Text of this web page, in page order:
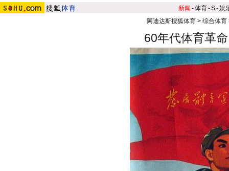
新闻 -体育-S-娱
阿迪达斯搜狐体育 > 综合体育
60年代体育革